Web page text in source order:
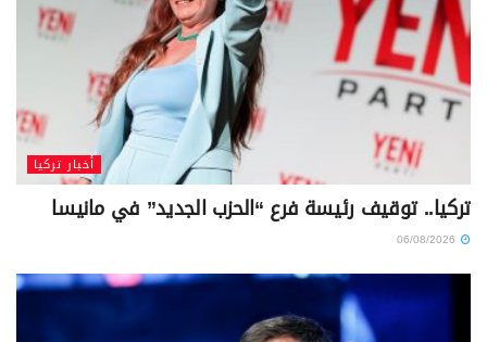
أخبار تركيا
تركيا.. توقيف رئيسة فرع “الحزب الجديد” في مانيسا